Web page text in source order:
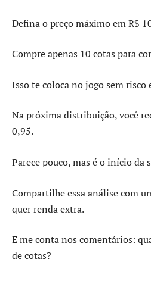
Defina o preço máximo em R$
Compre apenas 10 cotas para
Isso te coloca no jogo sem risco
Na próxima distribuição, você
0,95.
Parece pouco, mas é o início da
Compartilhe essa análise com
quer renda extra.
E me conta nos comentários:
de cotas?